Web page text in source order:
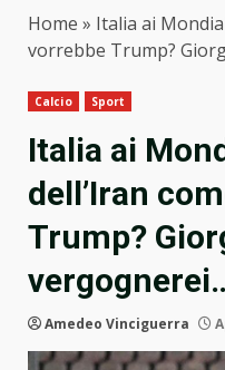
Home » Italia ai
vorrebbe Trump?
Calcio Sport
Italia ai
dell’Iran
Trump?
Amedeo Vinciguerra